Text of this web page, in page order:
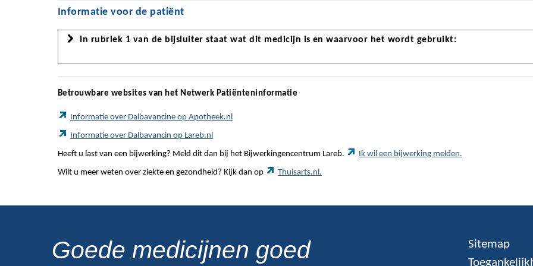
Informatie voor de patiënt
In rubriek 1 van de bijsluiter staat wat dit medicijn is en waarvoor het wordt gebruikt:
Betrouwbare websites van het Netwerk Patiënteninformatie
Informatie over Dalbavancine op Apotheek.nl
Informatie over Dalbavancin op Lareb.nl
Heeft u last van een bijwerking? Meld dit dan bij het Bijwerkingencentrum Lareb. Ik wil een bijwerking melden.
Wilt u meer weten over ziekte en gezondheid? Kijk dan op Thuisarts.nl.
Goede medicijnen goed
Sitemap